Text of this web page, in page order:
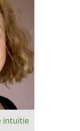
intuïtie